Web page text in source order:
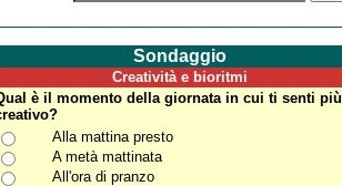
Sondaggio
Creatività e bioritmi
è il momento della giornata in cui ti senti più
Alla mattina presto
A metà mattinata
All'ora di pranzo